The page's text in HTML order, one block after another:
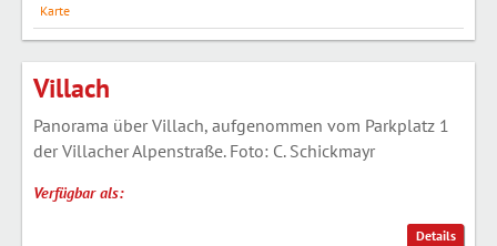
Karte
Details
Villach
Panorama über Villach, aufgenommen vom Parkplatz 1
der Villacher Alpenstraße. Foto: C. Schickmayr
Verfügbar als: